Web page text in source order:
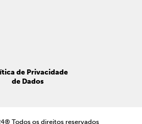
de Privacidade
de Dados
Todos os direitos reservados